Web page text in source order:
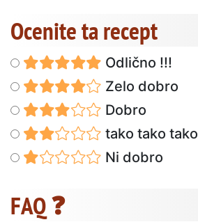
Ocenite ta recept
Odlično !!!
Zelo dobro
Dobro
tako tako tako
Ni dobro
FAQ ❓